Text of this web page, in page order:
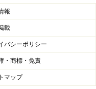
く夫のことは信頼で
なければ、夫との関
だったけど、こうな
まいますね」
が見えるのかもしれ
報
載
バシーポリシー
・商標・免責
マップ